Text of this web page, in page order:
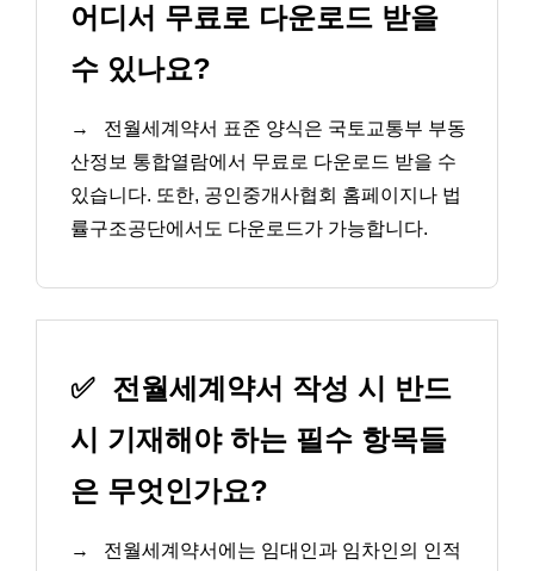
어디서 무료로 다운로드 받을
수 있나요?
→
전월세계약서 표준 양식은 국토교통부 부동
산정보 통합열람에서 무료로 다운로드 받을 수
있습니다. 또한, 공인중개사협회 홈페이지나 법
률구조공단에서도 다운로드가 가능합니다.
✅ 전월세계약서 작성 시 반드
시 기재해야 하는 필수 항목들
은 무엇인가요?
→
전월세계약서에는 임대인과 임차인의 인적